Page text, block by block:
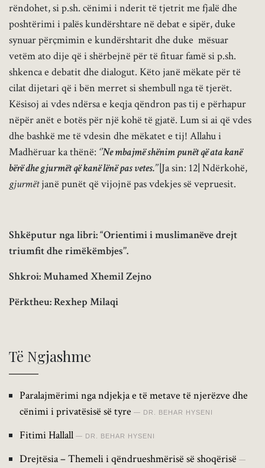
rëndohet, si p.sh. cënimi i nderit të tjetrit me fjalë dhe
poshtërimi i palës kundërshtare në debat e sipër, duke
synuar përçmimin e kundërshtarit dhe duke mësuar
vetëm ato dije që i shërbejnë për të fituar famë si p.sh.
shkenca e debatit dhe dialogut. Këto janë mëkate për të
cilat dijetari që i bën merret si shembull nga të tjerët.
Kësisoj ai vdes ndërsa e keqja qëndron pas tij e përhapur
nëpër anët e botës për një kohë të gjatë. Lum si ai që vdes
dhe bashkë me të vdesin dhe mëkatet e tij! Allahu i
Madhëruar ka thënë: ‘’Ne mbajmë shënim punët që ata kanë
bërë dhe gjurmët që kanë lënë pas vetes.’’|Ja sin: 12| Ndërkohë,
gjurmëtjanë punët që vijojnë pas vdekjes së vepruesit.
Shkëputur nga libri: “Orientimi i muslimanëve drejt
triumfit dhe rimëkëmbjes’’.
Shkroi: Muhamed Xhemil Zejno
Përktheu: Rexhep Milaqi
Të Ngjashme
Paralajmërimi nga ndjekja e të metave të njerëzve dhe
cënimi i privatësisë së tyre
DR. BEHAR HYSENI
Fitimi Hallall DR. BEHAR HYSENI
Drejtësia – Themeli i qëndrueshmërisë së shoqërisë